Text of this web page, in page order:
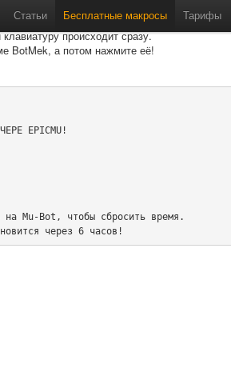
Статьи Бесплатные макросы Тарифы
Online»
происходит сразу.
BotMek, а потом нажмите её!
EPICMU!
Mu-Bot, чтобы сбросить время.
через 6 часов!